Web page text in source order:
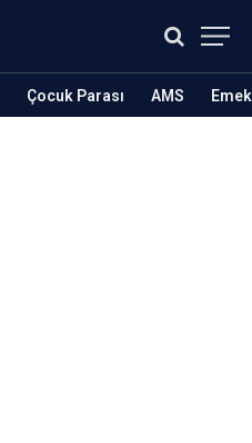
Çocuk Parası AMS